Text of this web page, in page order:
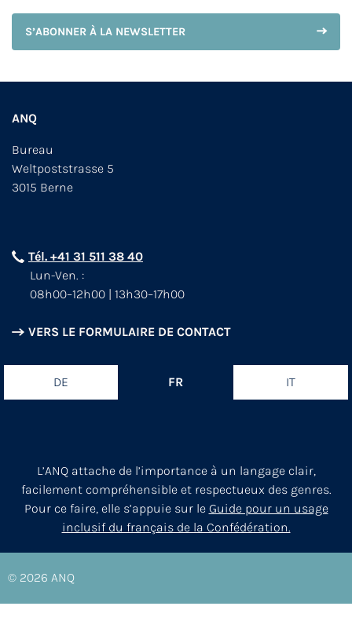
S’ABONNER À LA NEWSLETTER
ANQ
Bureau
Weltpoststrasse 5
3015 Berne
Tél. +41 31 511 38 40
Lun-Ven. :
08h00–12h00 | 13h30–17h00
VERS LE FORMULAIRE DE CONTACT
DE FR IT
L’ANQ attache de l’importance à un langage clair,
facilement compréhensible et respectueux des genres.
Pour ce faire, elle s’appuie sur le Guide pour un usage
inclusif du français de la Confédération.
© 2026 ANQ